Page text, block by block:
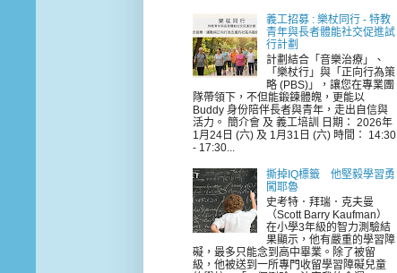
義工招募 : 樂杖同行 - 特教
青年與長者體能社交促進試
行計劃
計劃結合「音樂治療」、
「樂杖行」與「正向行為策
略 (PBS)」，讓您在專業團
隊帶領下，不但能鍛鍊體魄，更能以
Buddy 身份陪伴長者與青年，走出自信與
活力。 簡介會 及 義工培訓 日期： 2026年
1月24日 (六) 及 1月31日 (六) 時間： 14:30
- 17:30...
撕掉IQ標籤 他堅毅學習勇
闖耶魯
史考特．拜瑞．克夫曼
（Scott Barry Kaufman）
在小學3年級的智力測驗結
果顯示，他有嚴重的學習障
礙，最多只能念到高中畢業。除了被留
級，他被送到一所專門收留學習障礙兒童